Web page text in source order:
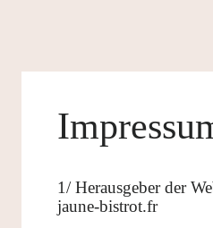
1/ Herausgeber der
jaune-bistrot.fr